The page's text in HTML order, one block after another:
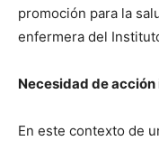
promoción para la
enfermera del
Necesidad de
En este contexto de